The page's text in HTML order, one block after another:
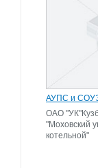
АУПС и СОУЭ
ОАО
"Моховский
котельной"